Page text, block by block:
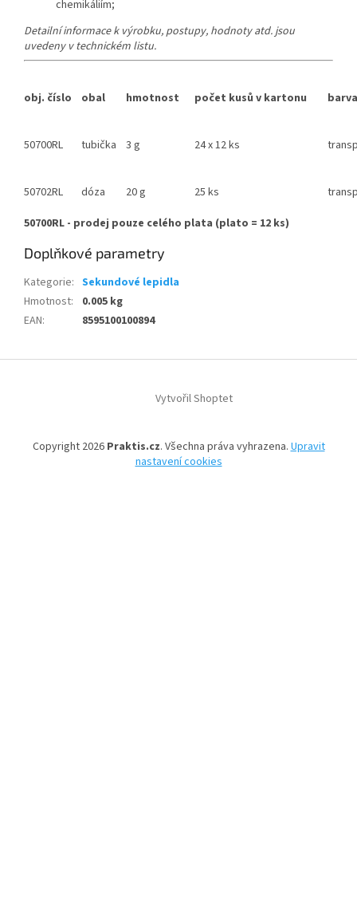
chemikáliím;
Detailní informace k výrobku, postupy, hodnoty atd. jsou
uvedeny v technickém listu.
obj. číslo obal hmotnost počet kusů v kartonu barva
50700RL tubička 3 g 24 x 12 ks
50702RL dóza 20 g 25 ks
50700RL - prodej pouze celého plata (plato = 12 ks)
Doplňkové parametry
Kategorie: Sekundové lepidla
Hmotnost:
0.005 kg
EAN: 8595100100894
Vytvořil Shoptet
Copyright 2026 Praktis.cz. Všechna práva vyhrazena.Upravit
nastavení cookies